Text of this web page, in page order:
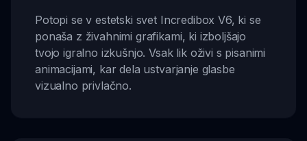
Potopi se v estetski svet Incredibox V6, ki se
ponaša z živahnimi grafikami, ki izboljšajo
tvojo igralno izkušnjo. Vsak lik oživi s pisanimi
animacijami, kar dela ustvarjanje glasbe
vizualno privlačno.